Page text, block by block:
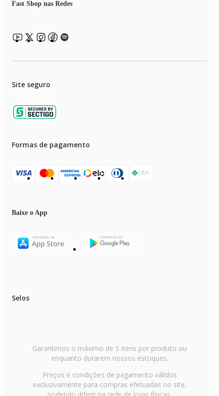
Fast Shop nas Redes
Site seguro
Formas de pagamento
Baixe o App
Selos
Garantimos o máximo de 5 itens por produto ou
enquanto durarem nossos estoques.
Preços e condições de pagamento válidos
exclusivamente para compras efetuadas no site,